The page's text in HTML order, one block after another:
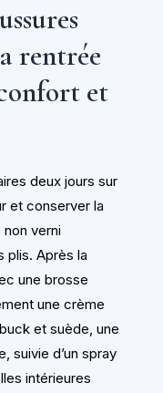
rentrée
et
deux jours sur
et conserver la
verni
plis. Après la
une brosse
une crème
et suède, une
suivie d’un spray
intérieures